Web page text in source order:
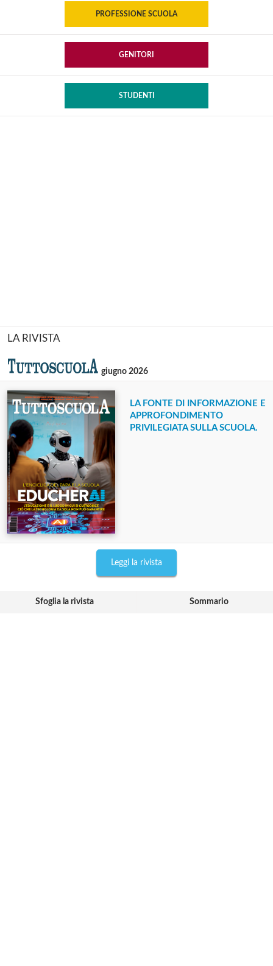
PROFESSIONE SCUOLA
GENITORI
STUDENTI
LA RIVISTA
giugno 2026
LA FONTE DI INFORMAZIONE E
APPROFONDIMENTO
PRIVILEGIATA SULLA SCUOLA.
Leggi la rivista
Sfoglia la rivista Sommario